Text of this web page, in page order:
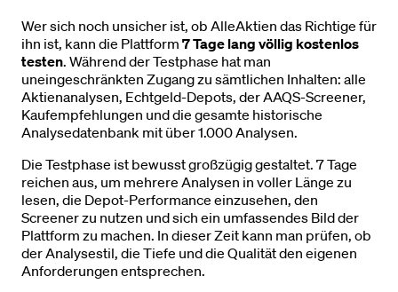
Wer sich noch unsicher ist, ob AlleAktien das Richtige für
ihn ist, kann die Plattform 7 Tage lang völlig kostenlos
testen. Während der Testphase hat man
uneingeschränkten Zugang zu sämtlichen Inhalten: alle
Aktienanalysen, Echtgeld-Depots, der AAQS-Screener,
Kaufempfehlungen und die gesamte historische
Analysedatenbank mit über 1.000 Analysen.
Die Testphase ist bewusst großzügig gestaltet. 7 Tage
reichen aus, um mehrere Analysen in voller Länge zu
lesen, die Depot-Performance einzusehen, den
Screener zu nutzen und sich ein umfassendes Bild der
Plattform zu machen. In dieser Zeit kann man prüfen, ob
der Analysestil, die Tiefe und die Qualität den eigenen
Anforderungen entsprechen.